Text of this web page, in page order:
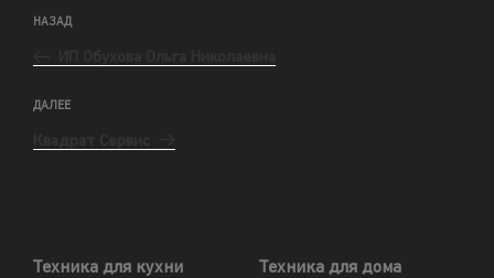
НАЗАД
ДАЛЕЕ
Техника для кухни Техника для дома